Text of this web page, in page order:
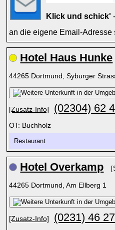
Klick und schick'
an die eigene Email-Adresse
Hotel Haus Hunke
44265 Dortmund, Syburger
[Zusatz-Info] (02304) 62
OT: Buchholz
Restaurant
Hotel Overkamp
44265 Dortmund, Am Ellberg 1
[Zusatz-Info] (0231) 46